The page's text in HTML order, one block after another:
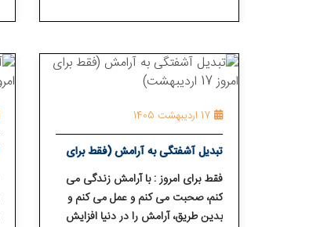
17 اردیبهشت 1405
تبدیل آشفتگی به آرامش (فقط برای
امروز 17 اردیبهشت)
فقط برای امروز : با آرامش زندگی می⁯
کنم، صحبت می⁯ کنم و عمل می⁯ کنم و
بدین طریق، آرامش را در دنیا افزایش